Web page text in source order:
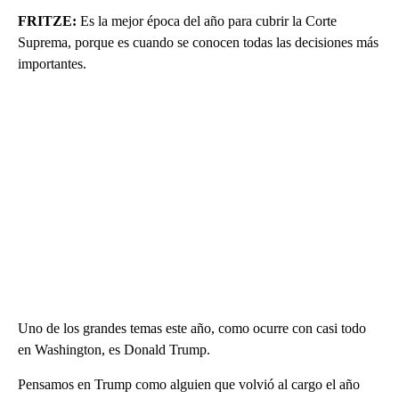
FRITZE: Es la mejor época del año para cubrir la Corte
Suprema, porque es cuando se conocen todas las decisiones más
importantes.
Uno de los grandes temas este año, como ocurre con casi todo
en Washington, es Donald Trump.
Pensamos en Trump como alguien que volvió al cargo el año